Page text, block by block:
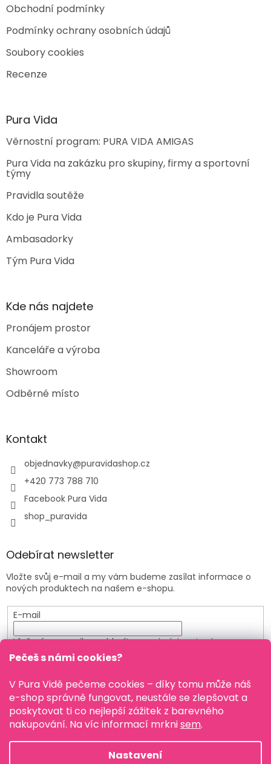
Pečeš s námi cookies?
V Pura Vidě pečeme cookies – díky tomu může náš
e-shop správně fungovat, neustále se zlepšovat a
poskytovat ti co nejlepší zážitek z barevného
nakupování. Na víc informací mrknisem.
Nastavení
Obchodní podmínky
Podmínky ochrany osobních údajů
Soubory cookies
Recenze
Pura Vida
Věrnostní program: PURA VIDA AMIGAS
Pura Vida na zakázku pro skupiny, firmy a sportovní
týmy
Pravidla soutěže
Kdo je Pura Vida
Ambasadorky
Tým Pura Vida
Kde nás najdete
Pronájem prostor
Kanceláře a výroba
Showroom
Odběrné místo
Kontakt
objednavky@puravidashop.cz
+420 773 788 710
Facebook Pura Vida
shop_puravida
Odebírat newsletter
Vložte svůj e-mail a my vám budeme zasílat informace o
nových produktech na našem e-shopu.
E-mail
Vložením e-mailu souhlasíte spodmínkami ochrany
osobních údajů
PŘIHLÁSIT SE